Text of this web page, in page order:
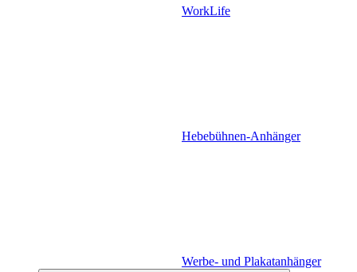
WorkLife
Hebebühnen-Anhänger
Werbe- und Plakatanhänger